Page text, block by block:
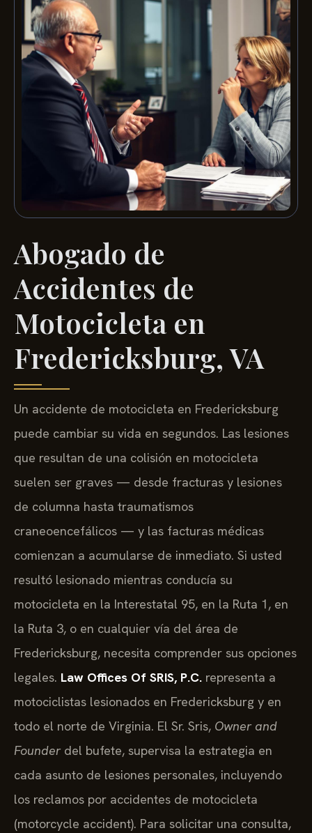
Abogado de
Accidentes de
Motocicleta en
Fredericksburg, VA
Un accidente de motocicleta en Fredericksburg
puede cambiar su vida en segundos. Las lesiones
que resultan de una colisión en motocicleta
suelen ser graves — desde fracturas y lesiones
de columna hasta traumatismos
craneoencefálicos — y las facturas médicas
comienzan a acumularse de inmediato. Si usted
resultó lesionado mientras conducía su
motocicleta en la Interestatal 95, en la Ruta 1, en
la Ruta 3, o en cualquier vía del área de
Fredericksburg, necesita comprender sus opciones
legales. Law Offices Of SRIS, P.C. representa a
motociclistas lesionados en Fredericksburg y en
todo el norte de Virginia. El Sr. Sris, Owner and
Founderdel bufete, supervisa la estrategia en
cada asunto de lesiones personales, incluyendo
los reclamos por accidentes de motocicleta
(motorcycle accident). Para solicitar una consulta,